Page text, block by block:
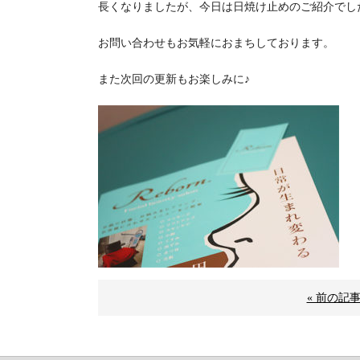
長くなりましたが、今日は日焼け止めのご紹介でし
お問い合わせもお気軽におまちしております。
また次回の更新もお楽しみに♪
« 前の記